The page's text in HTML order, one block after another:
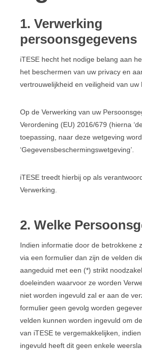
1. Verwerking
persoonsgegevens
iTESE hecht het nodige belang aan
het beschermen van uw privacy en
vertrouwelijkheid en veiligheid van uw
Op de Verwerking van uw
Verordening (EU) 2016/679 (hierna
toepassing, naar deze wetgeving
‘Gegevensbeschermingswetgeving’.
iTESE treedt hierbij op als
Verwerking.
2. Welke
Indien informatie door de betrokkene
via een formulier dan zijn de velden
aangeduid met een (*) strikt
doeleinden waarvoor ze worden
niet worden ingevuld zal er aan de
formulier geen gevolg worden
velden kunnen worden ingevuld om
van iTESE te vergemakkelijken,
ingevuld heeft dit geen enkele